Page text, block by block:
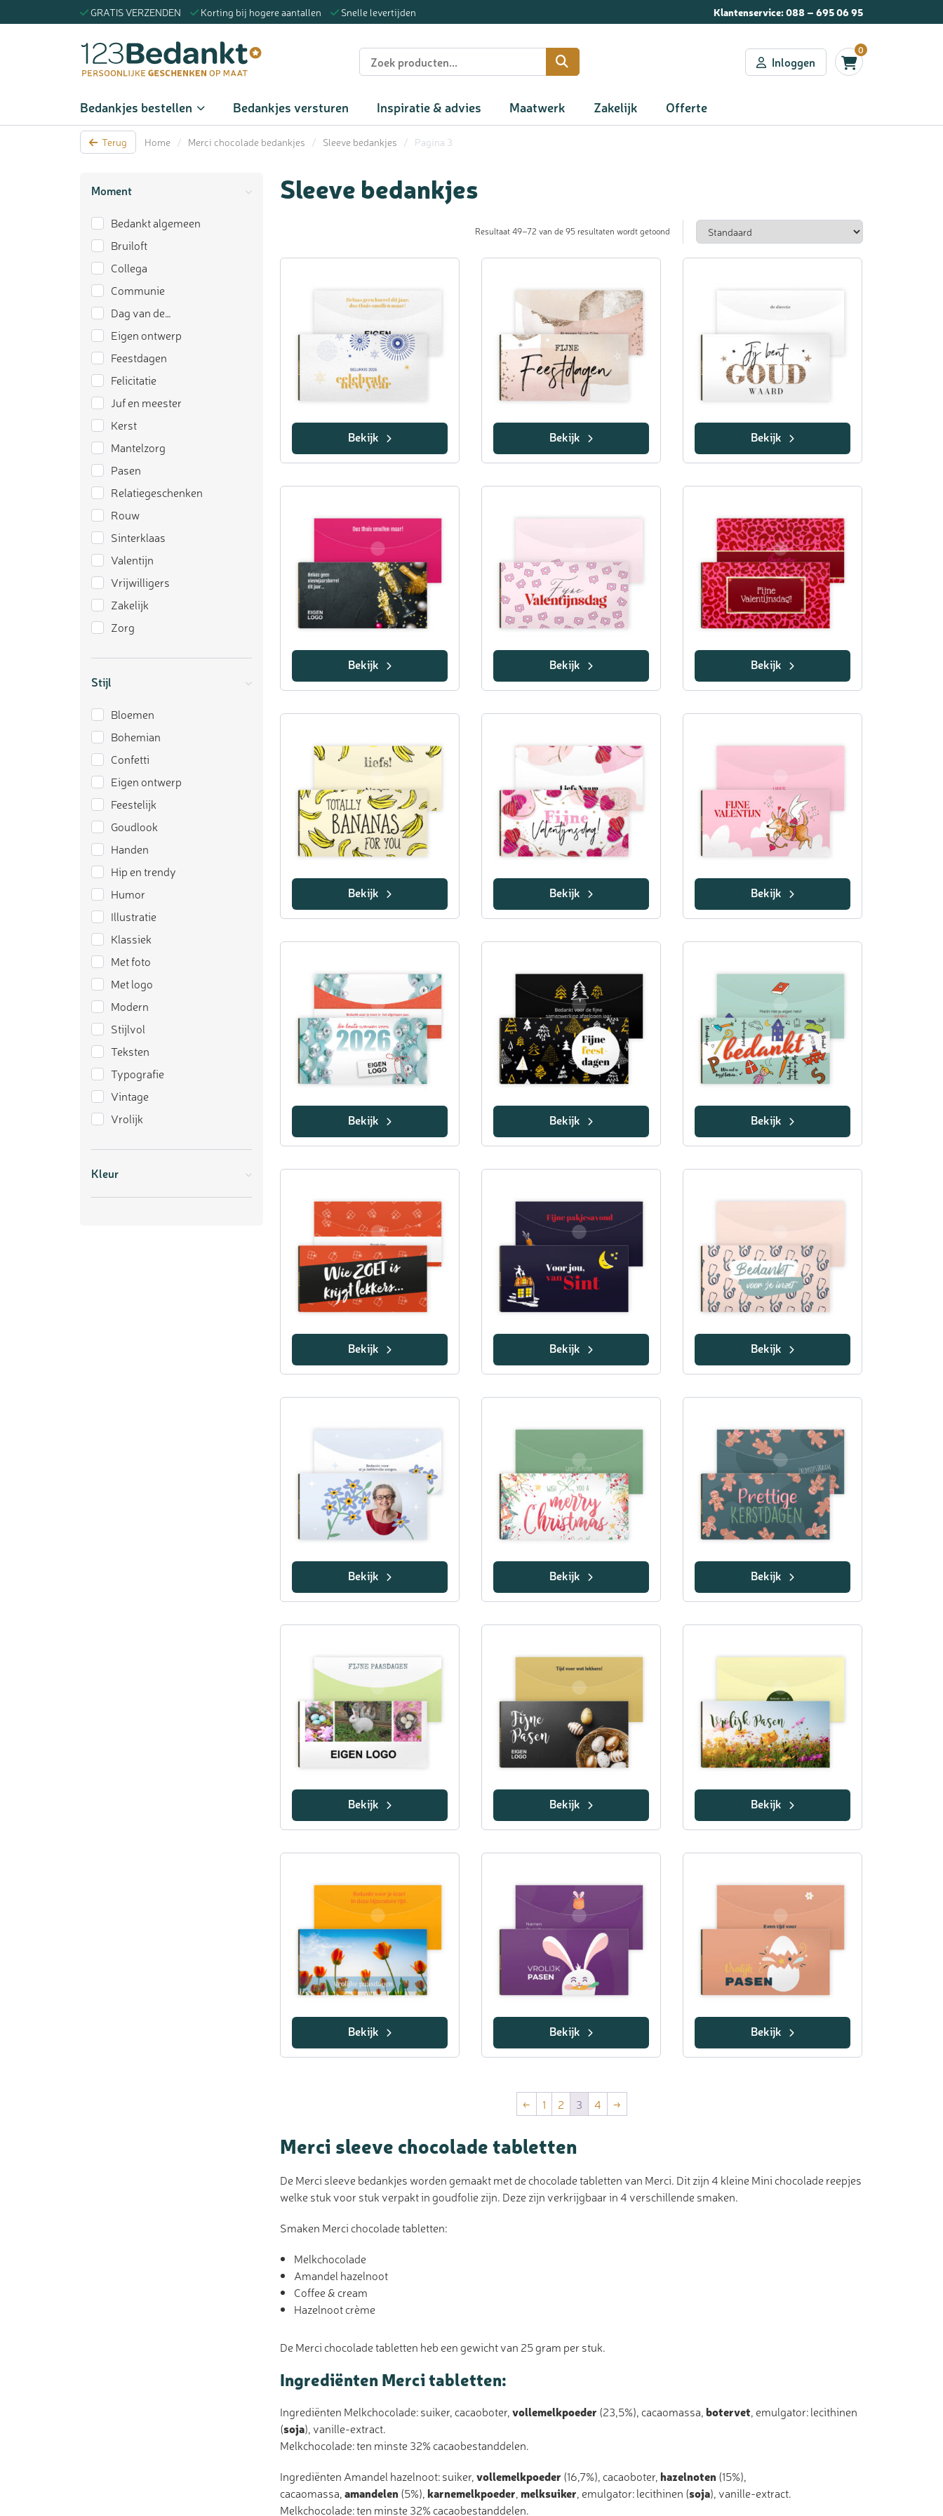
GRATIS VERZENDEN Korting bij hogere aantallen Snelle levertijden Klantenservice:088 – 695 06 95
Inloggen
0
Bedankjes bestellen Bedankjes versturen Inspiratie & advies Maatwerk Zakelijk Offerte
Terug Home / Merci chocolade bedankjes / Sleeve bedankjes / Pagina 3
Moment
Bedankt algemeen
Bruiloft
Collega
Communie
Dag van de…
Eigen ontwerp
Feestdagen
Felicitatie
Juf en meester
Kerst
Mantelzorg
Pasen
Relatiegeschenken
Rouw
Sinterklaas
Valentijn
Vrijwilligers
Zakelijk
Zorg
Stijl
Bloemen
Bohemian
Confetti
Eigen ontwerp
Feestelijk
Goudlook
Handen
Hip en trendy
Humor
Illustratie
Klassiek
Met foto
Met logo
Modern
Stijlvol
Teksten
Typografie
Vintage
Vrolijk
Kleur
Sleeve bedankjes
Resultaat 49–72 van de 95 resultaten wordt getoond
Bekijk Bekijk Bekijk
Bekijk Bekijk Bekijk
Bekijk Bekijk Bekijk
Bekijk Bekijk Bekijk
Bekijk Bekijk Bekijk
Bekijk Bekijk Bekijk
Bekijk Bekijk Bekijk
Bekijk Bekijk Bekijk
← 1 2 3 4 →
Merci sleeve chocolade tabletten
De Merci sleeve bedankjes worden gemaakt met de chocolade tabletten van Merci. Dit zijn 4 kleine Mini chocolade reepjes
welke stuk voor stuk verpakt in goudfolie zijn. Deze zijn verkrijgbaar in 4 verschillende smaken.
Smaken Merci chocolade tabletten:
Melkchocolade
Amandel hazelnoot
Coffee & cream
Hazelnoot crème
De Merci chocolade tabletten heb een gewicht van 25 gram per stuk.
Ingrediënten Merci tabletten:
Ingrediënten Melkchocolade: suiker, cacaoboter, vollemelkpoeder (23,5%), cacaomassa, botervet, emulgator: lecithinen
(soja), vanille-extract.
Melkchocolade: ten minste 32% cacaobestanddelen.
Ingrediënten Amandel hazelnoot: suiker, vollemelkpoeder (16,7%), cacaoboter, hazelnoten (15%),
cacaomassa, amandelen (5%), karnemelkpoeder, melksuiker, emulgator: lecithinen (soja), vanille-extract.
Melkchocolade: ten minste 32% cacaobestanddelen.